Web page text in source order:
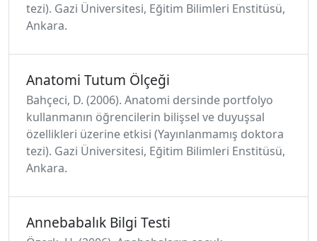
tezi). Gazi Üniversitesi, Eğitim Bilimleri Enstitüsü,
Ankara.
Anatomi Tutum Ölçeği
Bahçeci, D. (2006). Anatomi dersinde portfolyo
kullanmanın öğrencilerin bilişsel ve duyuşsal
özellikleri üzerine etkisi (Yayınlanmamış doktora
tezi). Gazi Üniversitesi, Eğitim Bilimleri Enstitüsü,
Ankara.
Annebabalık Bilgi Testi